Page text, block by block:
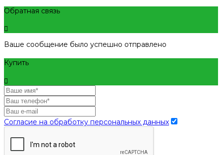
Обратная связь
Ваше сообщение было успешно отправлено
Купить
Согласие на обработку персональных данных